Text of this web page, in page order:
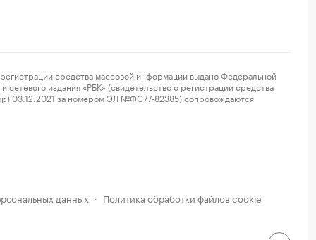
средства массовой информации выдано Федеральной
издания «РБК» (свидетельство о регистрации средства
03.12.2021 за номером ЭЛ №ФС77-82385) сопровождаются
данных · Политика обработки файлов cookie